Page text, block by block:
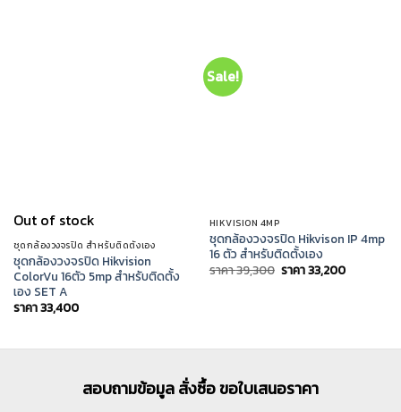
Out of stock
ชุดกล้องวงจรปิด สำหรับติดตั้งเอง
ชุดกล้องวงจรปิด Hikvision
ColorVu 16ตัว 5mp สำหรับติดตั้ง
เอง SET A
ราคา33,400
Sale!
HIKVISION 4MP
ชุดกล้องวงจรปิด Hikvison IP 4mp
16 ตัว สำหรับติดตั้งเอง
ราคา39,300 Original
ราคา33,200Current
สอบถามข้อมูล สั่งซื้อ ขอใบเสนอราคา